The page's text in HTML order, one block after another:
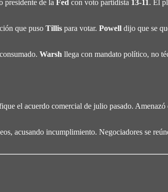
presidente de la Fed con voto partidista 13-11. El
que puso Tillis para votar. Powell dijo que se
Warsh llega con mandato político, no
el acuerdo comercial de julio pasado. Amenazó
acusando incumplimiento. Negociadores se